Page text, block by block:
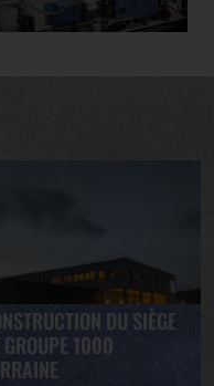
DU SIÈGE
GROUPE 1000